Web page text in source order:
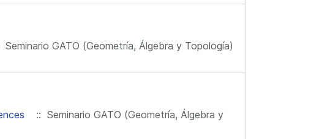
Seminario GATO (Geometría, Álgebra y Topología)
:: Seminario GATO (Geometría, Álgebra y